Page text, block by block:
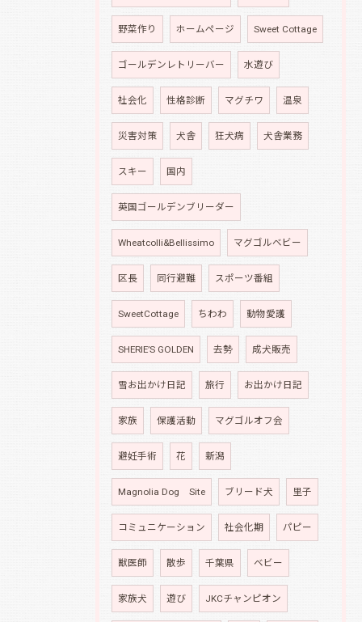
野菜作り ホームページ Sweet Cottage
ゴールデンレトリーバー 水遊び
社会化 性格診断 マグチワ 温泉
災害対策 犬舎 狂犬病 犬舎業務
スキー 国内
英国ゴールデンブリーダー
Wheatcolli&Bellissimo マグゴルベビー
区長 同行避難 スポーツ番組
SweetCottage ちわわ 動物愛護
SHERIE’S GOLDEN 去勢 成犬販売
雪お出かけ日記 旅行 お出かけ日記
家族 保護活動 マグゴルオフ会
避妊手術 花 新潟
Magnolia Dog Site ブリード犬 里子
コミュニケーション 社会化期 パピー
獣医師 散歩 千葉県 ベビー
家族犬 遊び JKCチャンピオン